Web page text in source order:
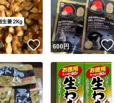
いいね！
600円